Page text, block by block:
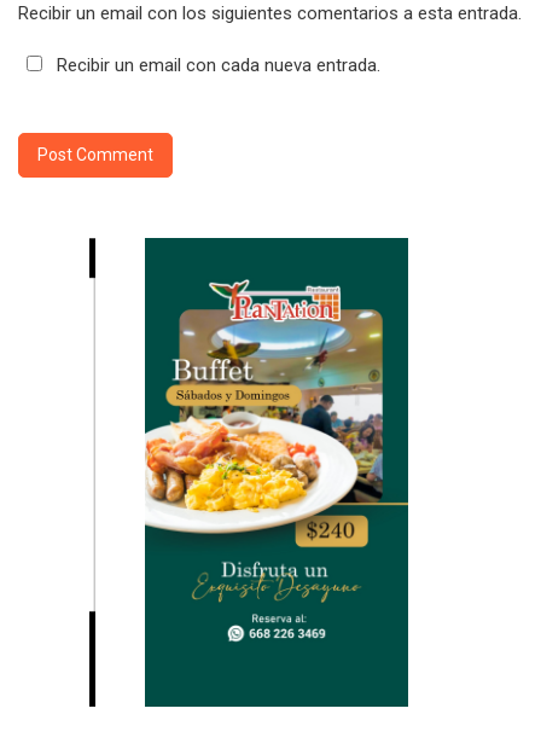
Recibir un email con los siguientes comentarios a esta entrada.
Recibir un email con cada nueva entrada.